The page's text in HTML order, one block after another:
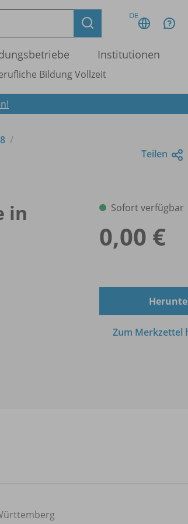
DE
Institutionen
Bildung Vollzeit
Teilen
in
Sofort verfügbar
0,00 €
Zum Merkzettel